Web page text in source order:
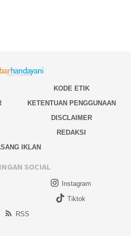
KODE ETIK
KETENTUAN PENGGUNAAN
DISCLAIMER
REDAKSI
IKLAN
SOCIAL
Instagram
Tiktok
RSS